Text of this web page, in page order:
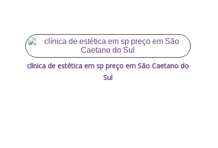
clínica de estética em sp preço em São Caetano do
Sul